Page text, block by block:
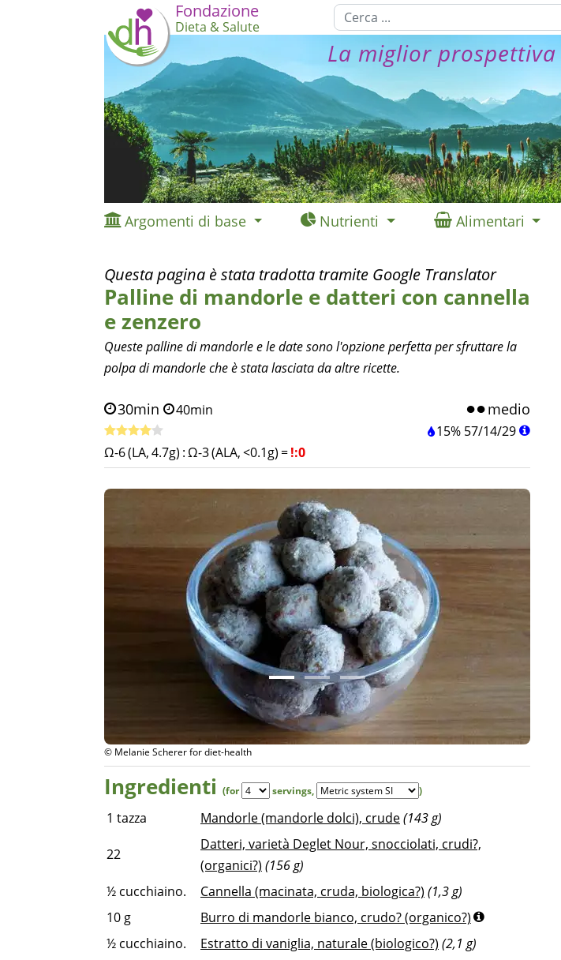
Fondazione
Dieta & Salute
La miglior
Argomenti di base Nutrienti Alimentari
Questa pagina è stata tradotta tramite Google Translator
Palline di mandorle e datteri con cannella
e zenzero
Queste palline di mandorle e le date sono l'opzione perfetta per sfruttare la
polpa di mandorle che è stata lasciata da altre ricette.
30min 40min medio
15% 57/14/29
Ω-6 (LA, 4.7g) :Ω-3 (ALA, <0.1g) =!:0
© Melanie Scherer for diet-health ©
Ingredienti (for servings, )
1 tazza Mandorle (mandorle dolci), crude(143 g)
22
Datteri, varietà Deglet Nour, snocciolati, crudi?,
(organici?) (156 g)
½ cucchiaino. Cannella (macinata, cruda, biologica?) (1,3 g)
10 g
Burro di mandorle bianco, crudo? (organico?)
½ cucchiaino. Estratto di vaniglia, naturale (biologico?) (2,1 g)